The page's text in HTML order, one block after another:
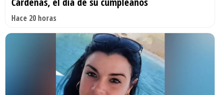
Hace 20 horas